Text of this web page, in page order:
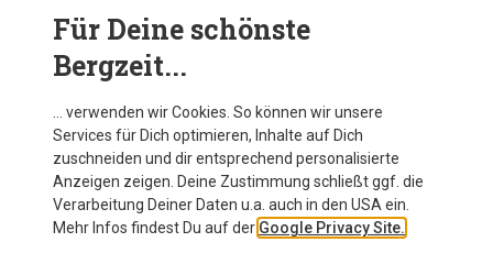
Du sparst 51%
Andere Kunden kauften auch
Für Deine schönste
Bergzeit...
… verwenden wir Cookies. So können wir unsere
Services für Dich optimieren, Inhalte auf Dich
zuschneiden und dir entsprechend personalisierte
Anzeigen zeigen. Deine Zustimmung schließt ggf. die
Verarbeitung Deiner Daten u.a. auch in den USA ein.
Mehr Infos findest Du auf der Google Privacy Site.